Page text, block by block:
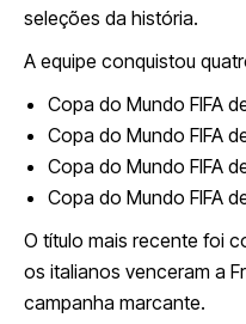
seleções da história.
A equipe conquistou
Copa do Mundo FIFA
Copa do Mundo FIFA
Copa do Mundo FIFA
Copa do Mundo FIFA
O título mais recente foi
os italianos venceram a
campanha marcante.